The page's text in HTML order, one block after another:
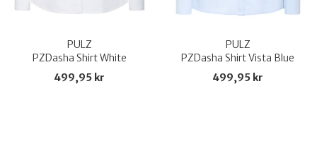
PULZ
PZDasha Shirt White
499,95 kr
PULZ
PZDasha Shirt Vista Blue
499,95 kr